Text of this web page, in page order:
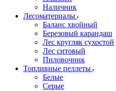
Наличник
Лесоматериалы
Баланс хвойный
Березовый карандаш
Лес кругляк сухостой
Лес ситовый
Пиловочник
Топливные пеллеты
Белые
Серые